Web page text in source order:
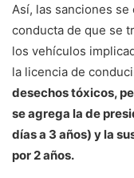
Así, las sanciones
conducta de que se
los vehículos
la licencia de
desechos tóxicos,
se agrega la de
días a 3 años) y la
por 2 años.